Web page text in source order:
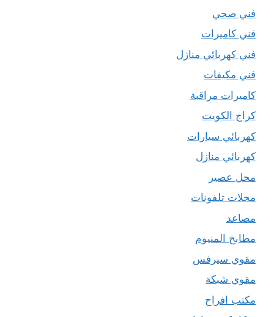
فني صحي
فني كاميرات
فني كهربائي منازل
فني مكيفات
كاميرات مراقبة
كراج الكويت
كهربائي سيارات
كهربائي منازل
محل عصير
محلات تلفونات
مصاعد
مطابخ المنيوم
مقوي سيرفس
مقوي شبكة
مكتب افراح